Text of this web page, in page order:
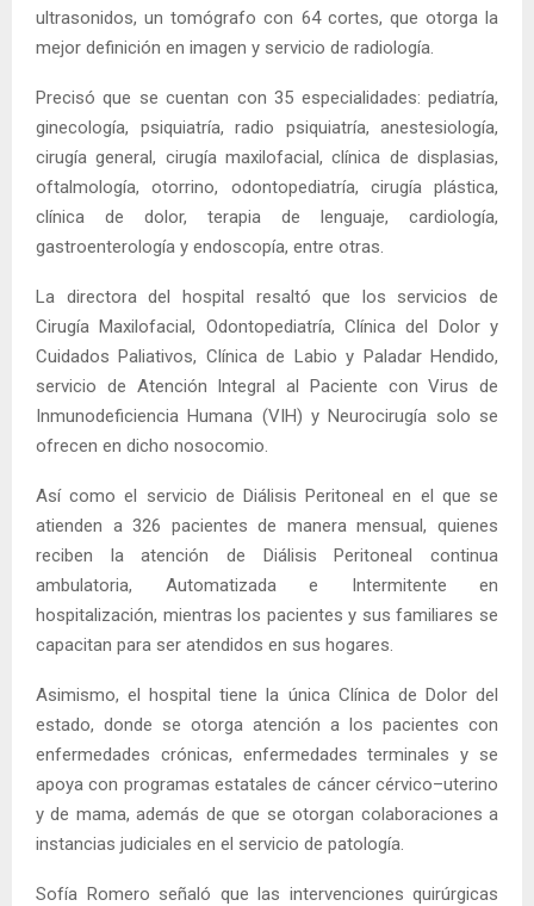
ultrasonidos, un tomógrafo con 64 cortes, que otorga la
mejor definición en imagen y servicio de radiología.
Precisó que se cuentan con 35 especialidades: pediatría,
ginecología, psiquiatría, radio psiquiatría, anestesiología,
cirugía general, cirugía maxilofacial, clínica de displasias,
oftalmología, otorrino, odontopediatría, cirugía plástica,
clínica de dolor, terapia de lenguaje, cardiología,
gastroenterología y endoscopía, entre otras.
La directora del hospital resaltó que los servicios de
Cirugía Maxilofacial, Odontopediatría, Clínica del Dolor y
Cuidados Paliativos, Clínica de Labio y Paladar Hendido,
servicio de Atención Integral al Paciente con Virus de
Inmunodeficiencia Humana (VIH) y Neurocirugía solo se
ofrecen en dicho nosocomio.
Así como el servicio de Diálisis Peritoneal en el que se
atienden a 326 pacientes de manera mensual, quienes
reciben la atención de Diálisis Peritoneal continua
ambulatoria, Automatizada e Intermitente en
hospitalización, mientras los pacientes y sus familiares se
capacitan para ser atendidos en sus hogares.
Asimismo, el hospital tiene la única Clínica de Dolor del
estado, donde se otorga atención a los pacientes con
enfermedades crónicas, enfermedades terminales y se
apoya con programas estatales de cáncer cérvico–uterino
y de mama, además de que se otorgan colaboraciones a
instancias judiciales en el servicio de patología.
Sofía Romero señaló que las intervenciones quirúrgicas